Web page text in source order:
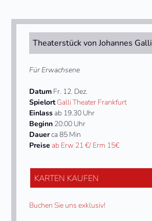
Theaterstück von Johannes Galli
Für Erwachsene
Datum Fr. 12. Dez.
SpielortGalli Theater Frankfurt
Einlass ab 19.30 Uhr
Beginn 20:00 Uhr
Dauerca 85 Min
Preise ab Erw 21 €/ Erm 15€
KARTEN KAUFEN
Buchen Sie uns exklusiv!